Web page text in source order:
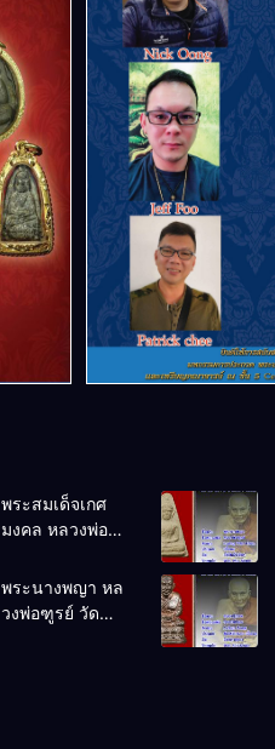
พระสมเด็จเกศ
มงคล หลวงพ่อ
โพธิ์นิมิตร
พ.ศ.2512
พระนางพญา หล
วงพ่อฑูรย์ วัด